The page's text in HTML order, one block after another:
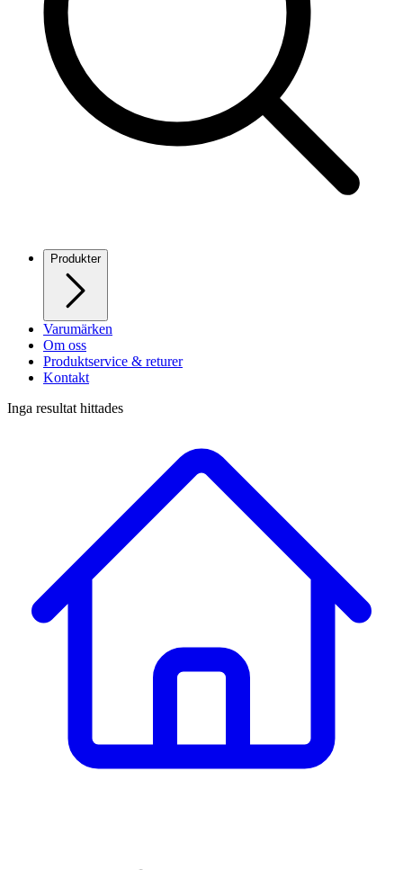
Produkter
Varumärken
Om oss
Produktservice & returer
Kontakt
Inga resultat hittades